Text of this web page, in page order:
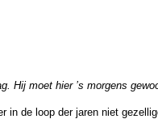
Hij moet hier ’s morgens
de loop der jaren niet